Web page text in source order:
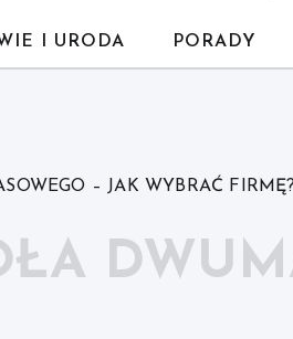
I URODA PORADY
– JAK WYBRAĆ